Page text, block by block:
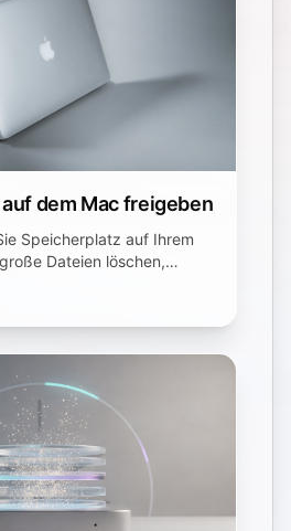
dem Mac freigeben
Speicherplatz auf Ihrem
Dateien löschen,